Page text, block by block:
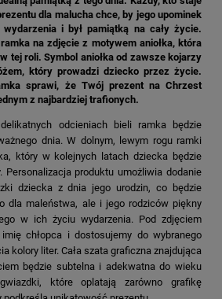
dla malucha chce, by jego upominek
wydarzenia i był pamiątką na cały życie.
na zdjęcie z motywem aniołka, która
tej roli. Symbol aniołka od zawsze kojarzy
który prowadzi dziecko przez życie.
sprawi, że Twój prezent na Chrzest
z najbardziej trafionych.
odcieniach bieli ramka będzie
dnia. W dolnym, lewym rogu ramki
który w kolejnych latach dziecka będzie
Personalizacja produktu umożliwia dodanie
dziecka z dnia jego urodzin, co będzie
dla maleństwa, ale i jego rodziców piękny
w ich życiu wydarzenia. Pod zdjęciem
chłopca i dostosujemy do wybranego
kolory liter. Cała szata graficzna znajdująca
będzie subtelna i adekwatna do wieku
które oplatają zarówno grafikę